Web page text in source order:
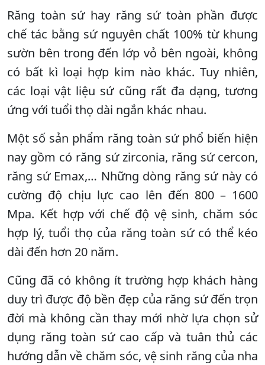
Răng toàn sứ hay răng sứ toàn phần được
chế tác bằng sứ nguyên chất 100% từ khung
sườn bên trong đến lớp vỏ bên ngoài, không
có bất kì loại hợp kim nào khác. Tuy nhiên,
các loại vật liệu sứ cũng rất đa dạng, tương
ứng với tuổi thọ dài ngắn khác nhau.
Một số sản phẩm răng toàn sứ phổ biến hiện
nay gồm có răng sứ zirconia, răng sứ cercon,
răng sứ Emax,… Những dòng răng sứ này có
cường độ chịu lực cao lên đến 800 – 1600
Mpa. Kết hợp với chế độ vệ sinh, chăm sóc
hợp lý, tuổi thọ của răng toàn sứ có thể kéo
dài đến hơn 20 năm.
Cũng đã có không ít trường hợp khách hàng
duy trì được độ bền đẹp của răng sứ đến trọn
đời mà không cần thay mới nhờ lựa chọn sử
dụng răng toàn sứ cao cấp và tuân thủ các
hướng dẫn về chăm sóc, vệ sinh răng của nha